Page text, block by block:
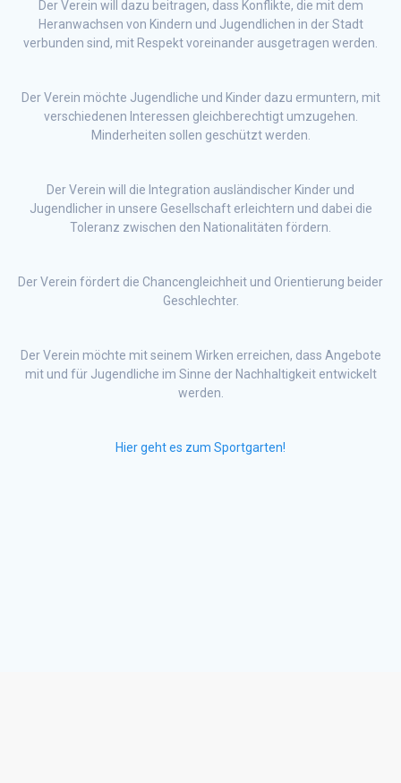
Der Verein will dazu beitragen, dass Konflikte, die mit dem
Heranwachsen von Kindern und Jugendlichen in der Stadt
verbunden sind, mit Respekt voreinander ausgetragen werden.
Der Verein möchte Jugendliche und Kinder dazu ermuntern, mit
verschiedenen Interessen gleichberechtigt umzugehen.
Minderheiten sollen geschützt werden.
Der Verein will die Integration ausländischer Kinder und
Jugendlicher in unsere Gesellschaft erleichtern und dabei die
Toleranz zwischen den Nationalitäten fördern.
Der Verein fördert die Chancengleichheit und Orientierung beider
Geschlechter.
Der Verein möchte mit seinem Wirken erreichen, dass Angebote
mit und für Jugendliche im Sinne der Nachhaltigkeit entwickelt
werden.
Hier geht es zum Sportgarten!